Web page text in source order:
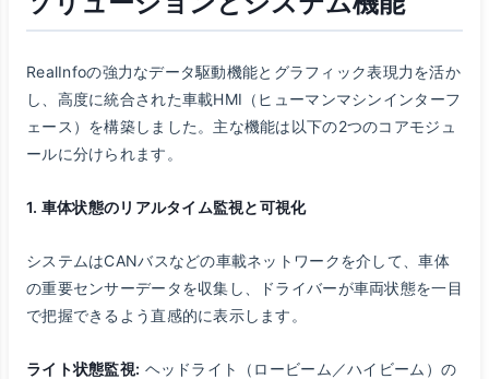
RealInfoの強力なデータ駆動機能とグラフィック表現力を活か
し、高度に統合された車載HMI（ヒューマンマシンインターフ
ェース）を構築しました。主な機能は以下の2つのコアモジュ
ールに分けられます。
1. 車体状態のリアルタイム監視と可視化
システムはCANバスなどの車載ネットワークを介して、車体
の重要センサーデータを収集し、ドライバーが車両状態を一目
で把握できるよう直感的に表示します。
ライト状態監視: ヘッドライト（ロービーム／ハイビーム）の